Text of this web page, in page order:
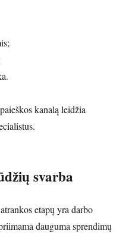
kanalą leidžia
svarba
etapų yra darbo
dauguma sprendimų